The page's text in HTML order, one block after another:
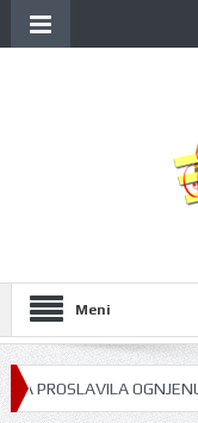
Meni
OGNJENU MARIJU